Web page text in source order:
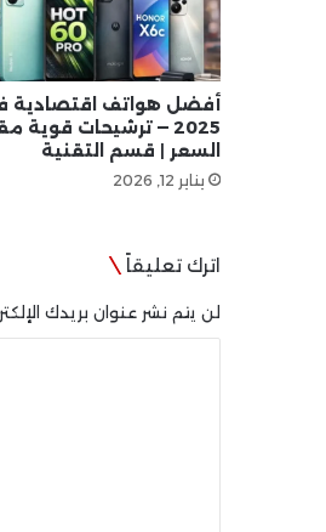
أفضل هواتف اقتصادية
2025 — ترشيحات قوية
السعر | قسم التقنية
يناير 12, 2026
اترك تعليقاً
لن يتم نشر عنوان بريدك